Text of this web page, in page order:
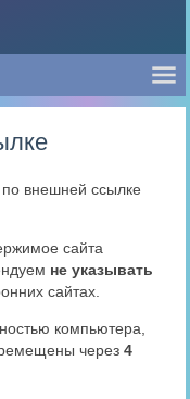
внешней ссылке
сайта
не указывать
сайтах.
компьютера,
через4